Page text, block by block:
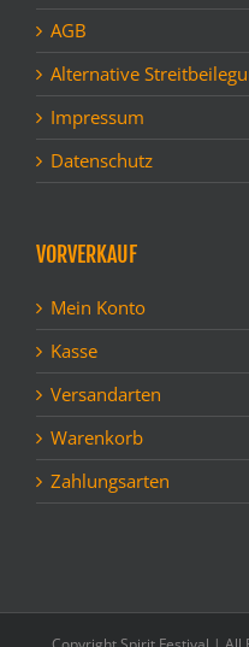
AGB
Alternative
Impressum
Datenschutz
VORVERKAUF
Mein Konto
Kasse
Versandarten
Warenkorb
Zahlungsarten